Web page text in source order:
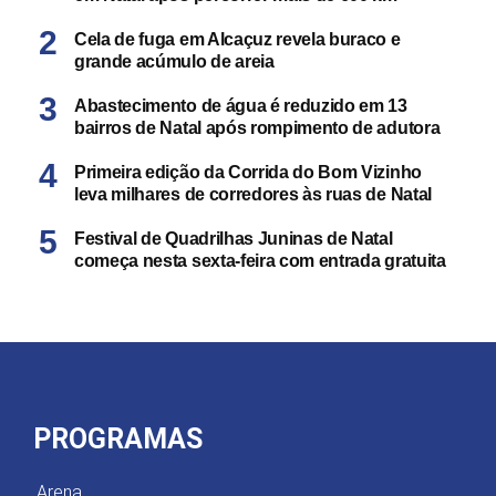
Cela de fuga em Alcaçuz revela buraco e
grande acúmulo de areia
Abastecimento de água é reduzido em 13
bairros de Natal após rompimento de adutora
Primeira edição da Corrida do Bom Vizinho
leva milhares de corredores às ruas de Natal
Festival de Quadrilhas Juninas de Natal
começa nesta sexta-feira com entrada gratuita
PROGRAMAS